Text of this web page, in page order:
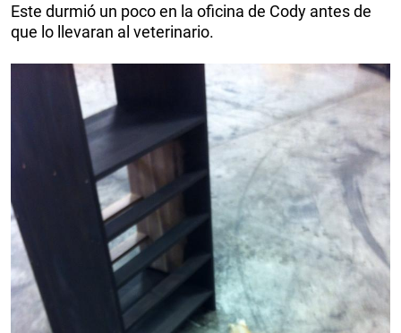
Este durmió un poco en la oficina de Cody antes de
que lo llevaran al veterinario.